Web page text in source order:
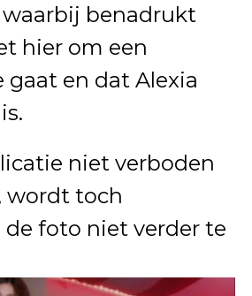
waarbij benadrukt
hier om een
en dat Alexia
niet verboden
wordt toch
de foto niet verder te